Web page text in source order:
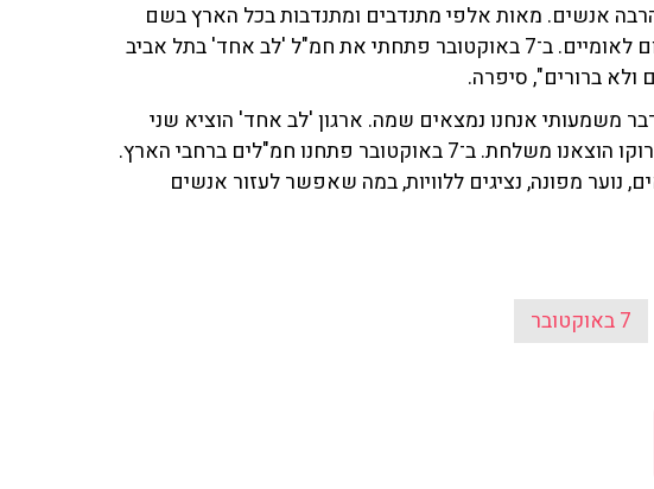
אנשים. מאות אלפי מתנדבים ומתנדבות בכל הארץ בשם
עמותת 'לב אחד', ארגון שמסייע במצבי חירום לאומיים. ב־7 באוקטובר פתחתי את חמ"ל 'לב אחד' בתל אביב
ולא ברורים", סיפרה.
משמעותי אנחנו נמצאים שמה. ארגון 'לב אחד' הוציא שני
משלחות לאוקראינה. גם ברעידת אדמה במרוקו הוצאנו משלחת. ב־7 באוקטובר פתחנו חמ"לים ברחבי הארץ.
נוער מפונה, נציגים ללוויות, במה שאפשר לעזור אנשים
7 באוקטובר